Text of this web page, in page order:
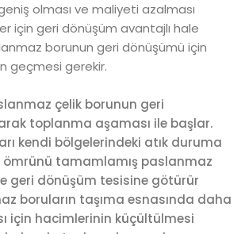
geniş olması ve maliyeti azalması
için geri dönüşüm avantajlı hale
borunun geri dönüşümü için
geçmesi gerekir.
çelik borunun geri
toplanma aşaması ile başlar.
kendi bölgelerindeki atık duruma
ömrünü tamamlamış paslanmaz
geri dönüşüm tesisine götürür
boruların taşıma esnasında daha
için hacimlerinin küçültülmesi